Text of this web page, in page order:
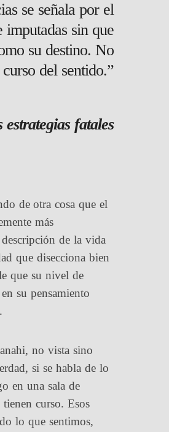
se señala por el
imputadas sin que
su destino. No
del sentido.”
estrategias fatales
de otra cosa que el
más
de la vida
que disecciona bien
que su nivel de
su pensamiento
no vista sino
si se habla de lo
en una sala de
curso. Esos
lo que sentimos,